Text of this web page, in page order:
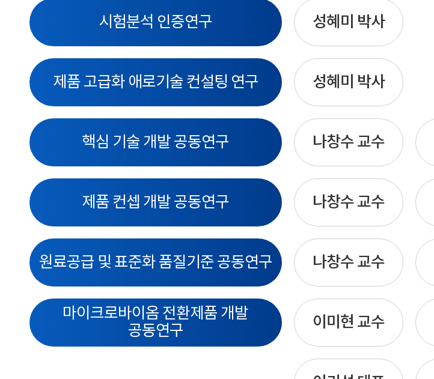
시험분석 인증연구 성혜미 박사
제품 고급화 애로기술 컨설팅 연구 성혜미 박사
핵심 기술 개발 공동연구 나창수 교수
제품 컨셉 개발 공동연구 나창수 교수
원료공급 및 표준화 품질기준 공동연구 나창수 교수
마이크로바이옴 전환제품 개발
공동연구
이미현 교수